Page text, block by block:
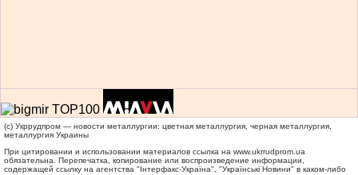
(c) Укррудпром — новости металлургии: цветная металлургия, черная металлургия,
металлургия Украины
При цитировании и использовании материалов ссылка на www.ukrrudprom.ua
обязательна. Перепечатка, копирование или воспроизведение информации,
содержащей ссылку на агентства "Iнтерфакс-Україна", "Українськi Новини" в каком-либо